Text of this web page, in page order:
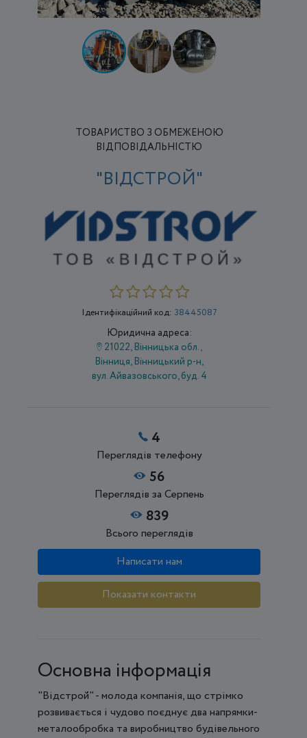
ТОВАРИСТВО З ОБМЕЖЕНОЮ
ВІДПОВІДАЛЬНІСТЮ
"ВІДСТРОЙ"
Ідентифікаційний код: 38445087
Юридична адреса:
21022, Вінницька обл.,
Вінниця, Вінницький р-н,
вул. Айвазовського, буд. 4
4
Переглядів телефону
56
Переглядів за Серпень
839
Всього переглядів
Написати нам
Показати контакти
Основна інформація
"Відстрой" - молода компанія, що стрімко
розвивається і чудово поєднує два напрямки-
металообробка та виробництво будівельного